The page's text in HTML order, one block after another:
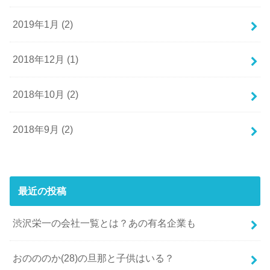
2019年1月 (2)
2018年12月 (1)
2018年10月 (2)
2018年9月 (2)
最近の投稿
渋沢栄一の会社一覧とは？あの有名企業も
おのののか(28)の旦那と子供はいる？